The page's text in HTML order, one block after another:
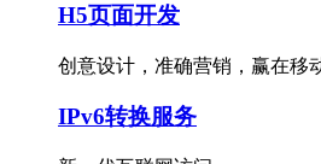
H5页面开发
创意设计，准确营销，赢在移
IPv6转换服务